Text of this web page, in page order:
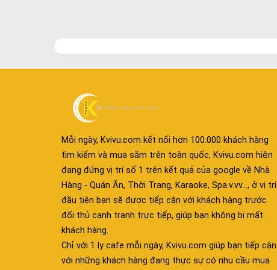
Mỗi ngày, Kvivu.com kết nối hơn 100.000 khách hàng
tìm kiếm và mua sắm trên toàn quốc, Kvivu.com hiện
đang đứng vị trí số 1 trên kết quả của google về Nhà
Hàng - Quán Ăn, Thời Trang, Karaoke, Spa.v.vv..., ở vị trí
đầu tiên bạn sẽ được tiếp cận với khách hàng trước
đối thủ cạnh tranh trực tiếp, giúp bạn không bị mất
khách hàng.
Chỉ với 1 ly cafe mỗi ngày, Kvivu.com giúp bạn tiếp cận
với những khách hàng đang thực sự có nhu cầu mua